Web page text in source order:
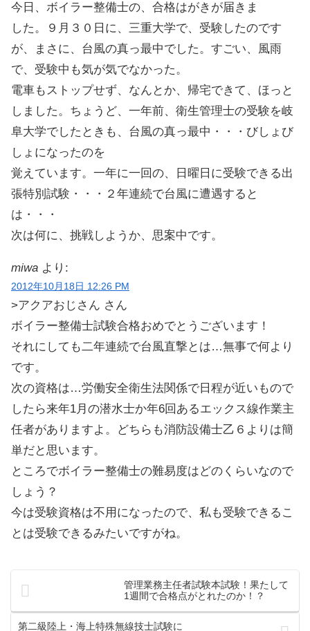
今日、ボイラー整備士の、合格はがきが届きま
した。９月３０日に、三重大学で、受験したのです
が、まさに、台風の真っ最中でした。すごい、風雨
で、受験中も気が気でなかった。
電車もストップせず、なんとか、帰宅できて、ほっと
しました。ちょうど、一年前、衛生管理士の受験を岐
阜大学でしたときも、台風の真っ最中・・・びしょび
しょになったのを
覚えています。一年に一回の、日曜日に受験できる出
張特別試験・・・２年連続で台風に遭遇すると
は・・・
次は何に、挑戦しようか、思案中です。
miwa より:
2012年10月18日 12:26 PM
>アクアおじさん さん
ボイラー整備士試験合格おめでとうございます！
それにしても二年連続で台風直撃とは…無事で何より
です。
次の資格は…労働安全衛生法関係で日程が近いもので
したら来年1月の潜水士か年6回あるエックス線作業主
任者がありますよ。どちらも消防設備士乙６よりは簡
単だと思います。
ところでボイラー整備士の難易度はどのくらいなので
しょう？
今は受験資格は不用になったので、私も受験できるこ
とは受験できるみたいですがね。
管理業務主任者試験本試験！果たして
1週間で合格点がとれたのか！？
第二級陸上・海上特殊無線技士試験に